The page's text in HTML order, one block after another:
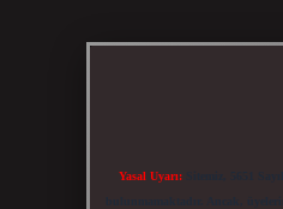
Yasal Uyarı: